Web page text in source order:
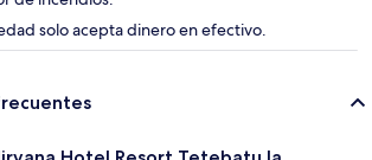
solo acepta dinero en efectivo.